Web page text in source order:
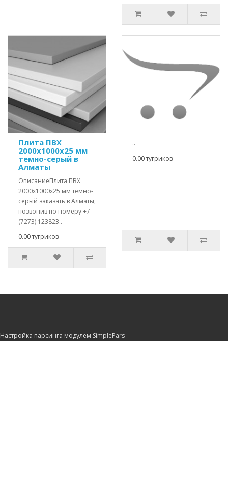
Плита ПВХ
2000х1000х25 мм
темно-серый в
Алматы
ОписаниеПлита ПВХ
2000х1000х25 мм темно-
серый заказать в Алматы,
позвонив по номеру +7
(7273) 123823..
0.00 тугриков
..
0.00 тугриков
Настройка парсинга модулем SimplePars